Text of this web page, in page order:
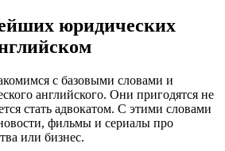
юридических
с базовыми словами и
английского. Они пригодятся не
стать адвокатом. С этими словами
фильмы и сериалы про
или бизнес.